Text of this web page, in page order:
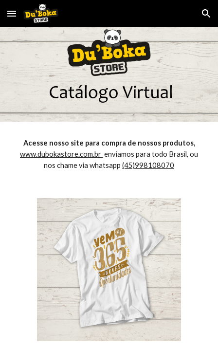
Skip to main content Skip to navigation
Acesse nosso site para compra de nossos produtos,
www.dubokastore.com.br enviamos para todo Brasil, ou
nos chame via whatsapp (45)998108070